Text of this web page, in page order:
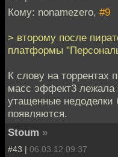
Кому: nonamezero, #9
> второму после
платформы
К слову на торрентах
масс эффект3 лежала
утащенные недоделки
появляются.
Stoum »
#43 | 06.03.12 09:37